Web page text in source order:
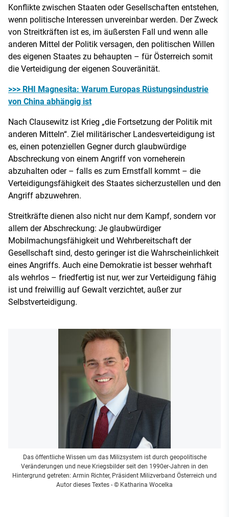
Konflikte zwischen Staaten oder Gesellschaften entstehen,
wenn politische Interessen unvereinbar werden. Der Zweck
von Streitkräften ist es, im äußersten Fall und wenn alle
anderen Mittel der Politik versagen, den politischen Willen
des eigenen Staates zu behaupten – für Österreich somit
die Verteidigung der eigenen Souveränität.
>>> RHI Magnesita: Warum Europas Rüstungsindustrie
von China abhängig ist
Nach Clausewitz ist Krieg „die Fortsetzung der Politik mit
anderen Mitteln“. Ziel militärischer Landesverteidigung ist
es, einen potenziellen Gegner durch glaubwürdige
Abschreckung von einem Angriff von vorneherein
abzuhalten oder – falls es zum Ernstfall kommt – die
Verteidigungsfähigkeit des Staates sicherzustellen und den
Angriff abzuwehren.
Streitkräfte dienen also nicht nur dem Kampf, sondern vor
allem der Abschreckung: Je glaubwürdiger
Mobilmachungsfähigkeit und Wehrbereitschaft der
Gesellschaft sind, desto geringer ist die Wahrscheinlichkeit
eines Angriffs. Auch eine Demokratie ist besser wehrhaft
als wehrlos – friedfertig ist nur, wer zur Verteidigung fähig
ist und freiwillig auf Gewalt verzichtet, außer zur
Selbstverteidigung.
Das öffentliche Wissen um das Milizsystem ist durch geopolitische
Veränderungen und neue Kriegsbilder seit den 1990er-Jahren in den
Hintergrund getreten: Armin Richter, Präsident Milizverband Österreich und
Autor dieses Textes - © Katharina Wocelka